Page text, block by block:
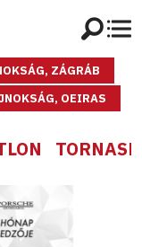
ZÁGRÁB
OEIRAS